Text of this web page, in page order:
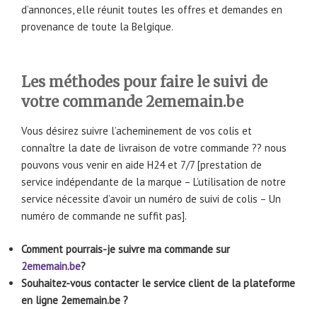
d’annonces, elle réunit toutes les offres et demandes en
provenance de toute la Belgique.
Les méthodes pour faire le suivi de
votre commande 2ememain.be
Vous désirez suivre l’acheminement de vos colis et
connaître la date de livraison de votre commande ?? nous
pouvons vous venir en aide H24 et 7/7 [prestation de
service indépendante de la marque – L’utilisation de notre
service nécessite d’avoir un numéro de suivi de colis – Un
numéro de commande ne suffit pas].
Comment pourrais-je suivre ma commande sur
2ememain.be?
Souhaitez-vous contacter le service client de la plateforme
en ligne 2ememain.be ?